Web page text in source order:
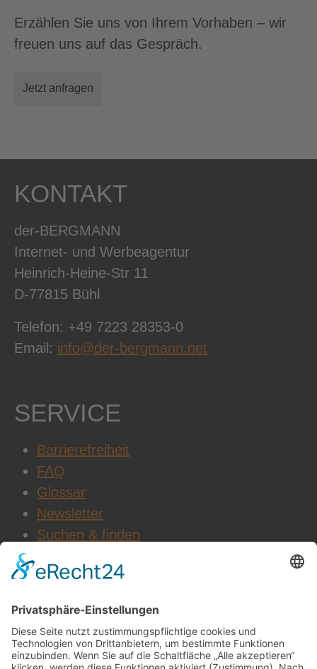
Erzählen Sie uns von Ihrem Vorhaben – wir
freuen uns auf das Gespräch.
Jetzt anfragen
KONTAKT
der-BERGMANN
Internet- und Werbeagentur
Heinrich-Heine-Str 11
D-77815 Bühl
Telefon: +49 7223 28353-0
Email: info@der-bergmann.net
SERVICE
Barrierefreiheit
FAQ
Glossar
Newsletter
Suchen & finden
WEITERE INFOS
Datenschutz
Impressum